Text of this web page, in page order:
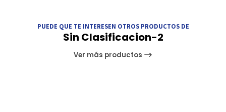
PUEDE QUE TE INTERESEN OTROS PRODUCTOS DE
Sin Clasificacion-2
Ver más productos